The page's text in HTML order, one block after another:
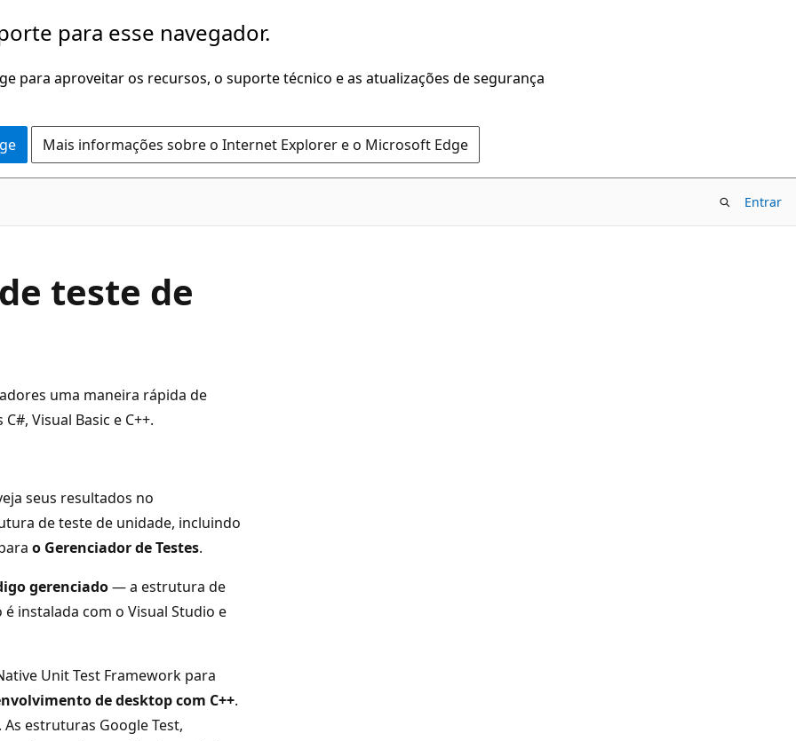
para esse navegador.
para aproveitar os recursos, o suporte técnico e as atualizações de segurança
Mais informações sobre o Internet Explorer e o Microsoft Edge
Entrar
teste de
uma maneira rápida de
Visual Basic e C++.
seus resultados no
de teste de unidade, incluindo
o Gerenciador de Testes.
gerenciado— a estrutura de
instalada com o Visual Studio e
Unit Test Framework para
de desktop com C++.
estruturas Google Test,